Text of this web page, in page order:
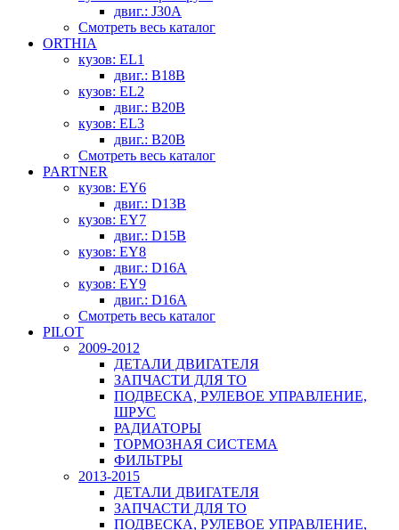
двиг.: J30A
Смотреть весь каталог
ORTHIA
кузов: EL1
двиг.: B18B
кузов: EL2
двиг.: B20B
кузов: EL3
двиг.: B20B
Смотреть весь каталог
PARTNER
кузов: EY6
двиг.: D13B
кузов: EY7
двиг.: D15B
кузов: EY8
двиг.: D16A
кузов: EY9
двиг.: D16A
Смотреть весь каталог
PILOT
2009-2012
ДЕТАЛИ ДВИГАТЕЛЯ
ЗАПЧАСТИ ДЛЯ ТО
ПОДВЕСКА, РУЛЕВОЕ УПРАВЛЕНИЕ,
ШРУС
РАДИАТОРЫ
ТОРМОЗНАЯ СИСТЕМА
ФИЛЬТРЫ
2013-2015
ДЕТАЛИ ДВИГАТЕЛЯ
ЗАПЧАСТИ ДЛЯ ТО
ПОДВЕСКА, РУЛЕВОЕ УПРАВЛЕНИЕ,